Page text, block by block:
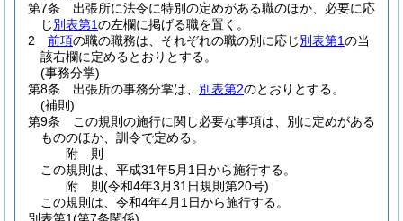
第7条
出張所に法令に特別の定めがある職のほか、必要に応
じ別表第1の左欄に掲げる職を置く。
2
前項の職の職務は、それぞれの職の別に応じ別表第1の当
該右欄に定めるとおりとする。
(事務分掌)
第8条
出張所の事務分掌は、 別表第2のとおりとする。
(補則)
第9条
この規則の施行に関し必要な事項は、別に定めがある
もののほか、訓令で定める。
附 則
この規則は、平成31年5月1日から施行する。
附 則(令和4年3月31日規則第20号)
この規則は、令和4年4月1日から施行する。